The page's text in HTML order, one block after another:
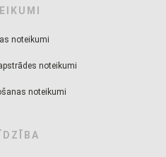
noteikumi
noteikumi
noteikumi